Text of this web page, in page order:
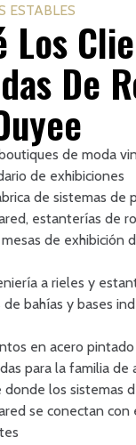
ESTABLES
Los
De
de moda
de exhibiciones
de sistemas de
estanterías de
de exhibición
a rieles y
de bahías y bases
en acero
para la familia de
donde los sistemas
se conectan con